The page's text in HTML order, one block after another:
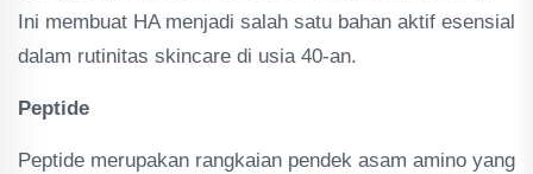
Ini membuat HA menjadi salah satu bahan aktif esensial
dalam rutinitas skincare di usia 40-an.
Peptide
Peptide merupakan rangkaian pendek asam amino yang